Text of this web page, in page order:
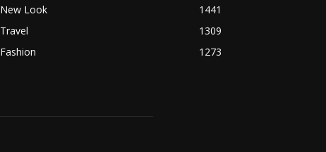
New Look
1441
Travel
1309
Fashion
1273